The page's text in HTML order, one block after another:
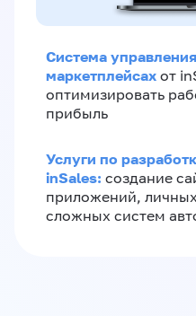
Система
маркетплейсах от
оптимизировать
прибыль
Услуги по
inSales: создание
приложений,
сложных систем